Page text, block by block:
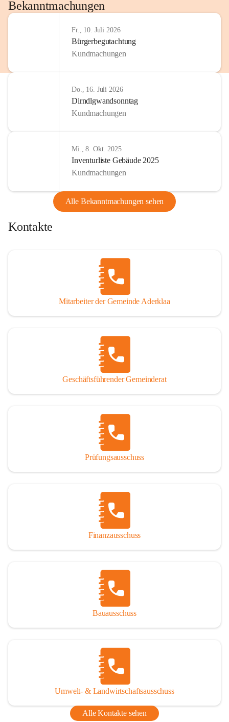
http://www.omv.com
Bekanntmachungen
Fr., 10. Juli 2026
Bürgerbegutachtung
Kundmachungen
Do., 16. Juli 2026
Dirndlgwandsonntag
Kundmachungen
Mi., 8. Okt. 2025
Inventurliste Gebäude 2025
Kundmachungen
Alle Bekanntmachungen sehen
Kontakte
Mitarbeiter der Gemeinde Aderklaa
Geschäftsführender Gemeinderat
Prüfungsausschuss
Finanzausschuss
Bauausschuss
Umwelt- & Landwirtschaftsausschuss
Alle Kontakte sehen